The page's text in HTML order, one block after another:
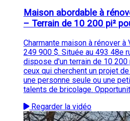
Maison abordable à
– Terrain de 10 200 pi²
Charmante maison à rénover à
249 900 $. Située au 493 48e
dispose d'un terrain de 10
ceux qui cherchent un projet
une personne seule ou une
talents de bricolage.
Regarder la vidéo